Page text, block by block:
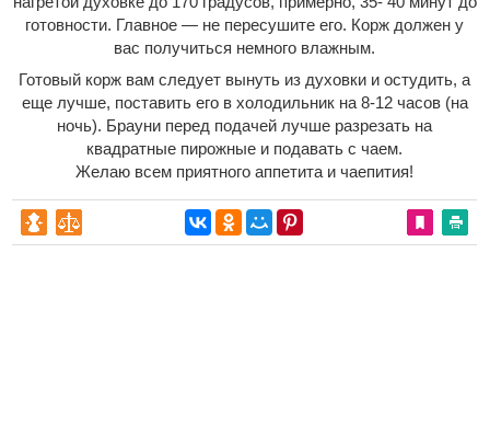
готовности. Главное — не пересушите его. Корж должен у
вас получиться немного влажным.
Готовый корж вам следует вынуть из духовки и остудить, а
еще лучше, поставить его в холодильник на 8-12 часов (на
ночь). Брауни перед подачей лучше разрезать на
квадратные пирожные и подавать с чаем.
Желаю всем приятного аппетита и чаепития!